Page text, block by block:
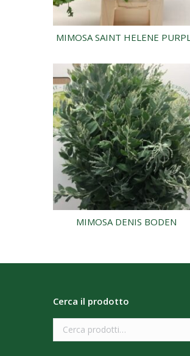
MIMOSA SAINT HELENE
MIMOSA DENIS BODEN
Cerca il prodotto